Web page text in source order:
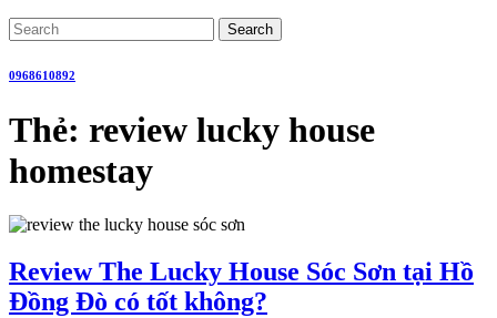
Close
Button
Search
for:
0968610892
Thẻ: review lucky house
homestay
Review The Lucky House Sóc Sơn tại Hồ
Đồng Đò có tốt không?